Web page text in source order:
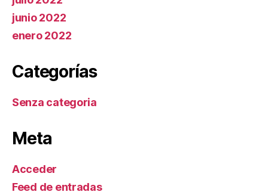
junio 2022
enero 2022
Categorías
Senza categoria
Meta
Acceder
Feed de entradas